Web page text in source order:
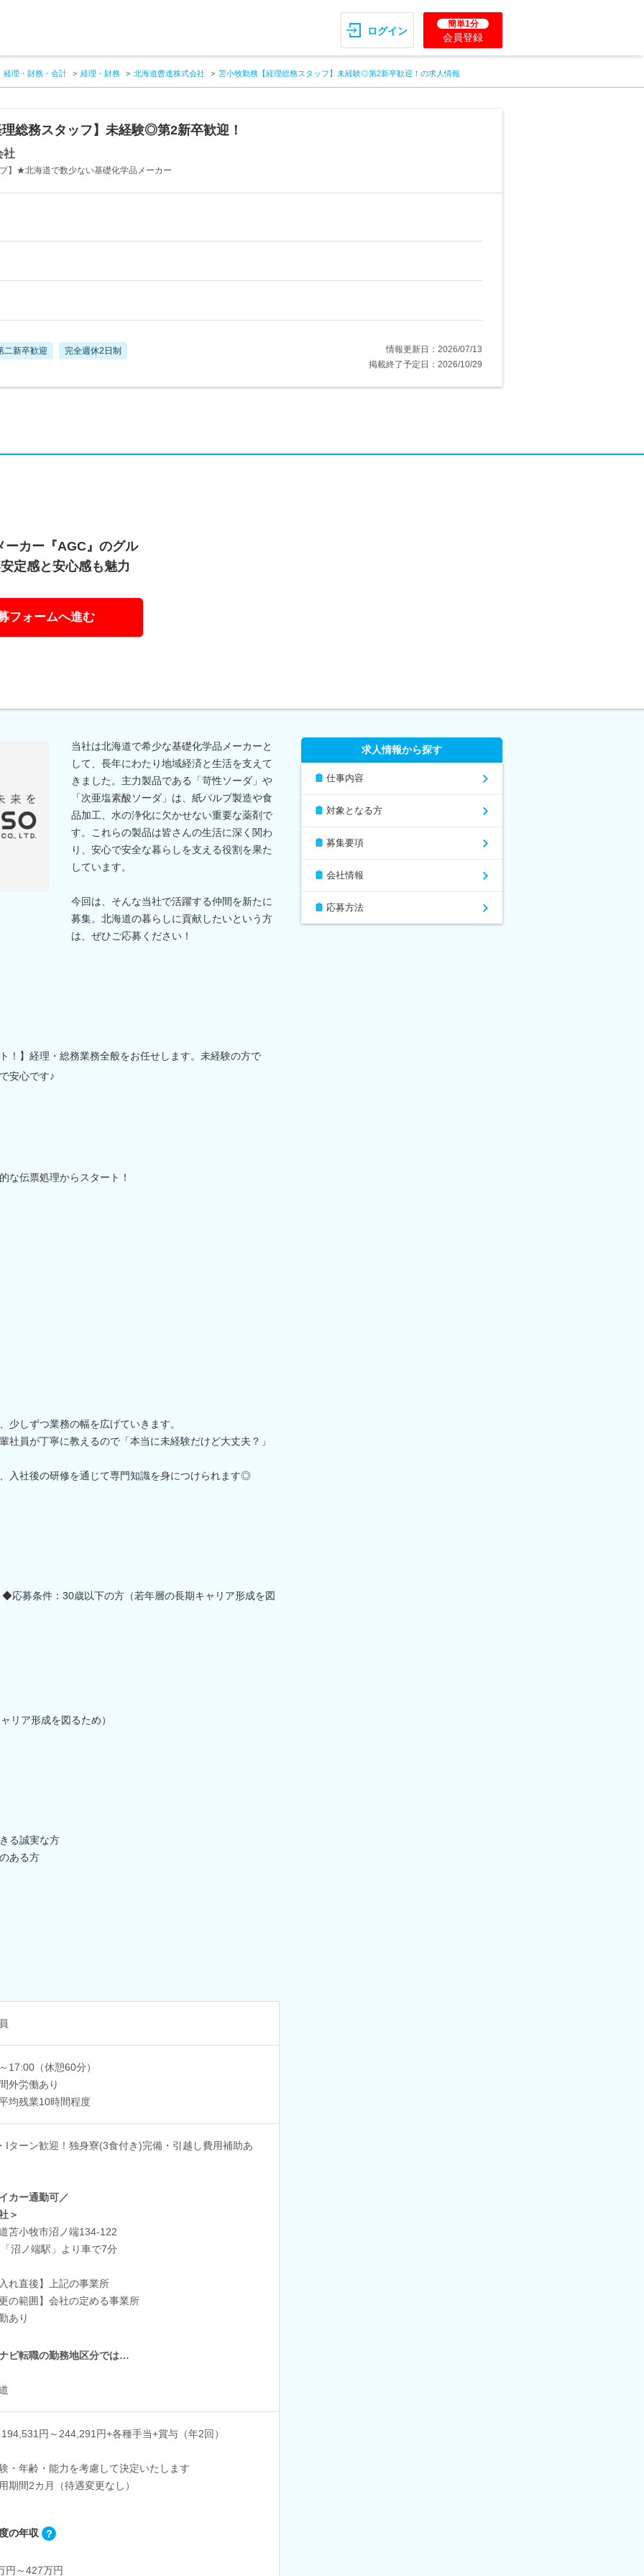
ログイン
簡単1分
会員登録
経理・財務・会計 経理・財務 北海道曹達株式会社 苫小牧勤務【経理総務スタッフ】未経験◎第2新卒歓迎！の求人情報
総務スタッフ】未経験◎第2新卒歓迎！
社
】★北海道で数少ない基礎化学品メーカー
二新卒歓迎 完全週休2日制
情報更新日：2026/07/13
掲載終了予定日：2026/10/29
ーカー『AGC』のグル
定感と安心感も魅力
フォームへ進む
当社は北海道で希少な基礎化学品メーカーと
して、長年にわたり地域経済と生活を支えて
きました。主力製品である「苛性ソーダ」や
「次亜塩素酸ソーダ」は、紙パルプ製造や食
品加工、水の浄化に欠かせない重要な薬剤で
す。これらの製品は皆さんの生活に深く関わ
り、安心で安全な暮らしを支える役割を果た
しています。
今回は、そんな当社で活躍する仲間を新たに
募集。北海道の暮らしに貢献したいという方
は、ぜひご応募ください！
！】経理・総務業務全般をお任せします。未経験の方で
安心です♪
な伝票処理からスタート！
少しずつ業務の幅を広げていきます。
社員が丁寧に教えるので「本当に未経験だけど大丈夫？」
入社後の研修を通じて専門知識を身につけられます◎
応募条件：30歳以下の方（若年層の長期キャリア形成を図
リア形成を図るため）
る誠実な方
ある方
17:00（休憩60分）
外労働あり
均残業10時間程度
Iターン歓迎！独身寮(3食付き)完備・引越し費用補助あ
カー通勤可／
＞
苫小牧市沼ノ端134-122
沼ノ端駅」より車で7分
れ直後】上記の事業所
の範囲】会社の定める事業所
あり
ビ転職の勤務地区分では…
円～244,291円+各種手当+賞与（年2回）
・年齢・能力を考慮して決定いたします
期間2カ月（待遇変更なし）
の年収
円～427万円
求人情報から探す
仕事内容
対象となる方
募集要項
会社情報
応募方法